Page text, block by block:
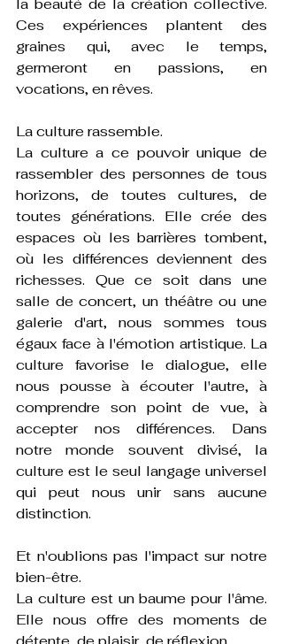
la beauté de la création collective.
Ces expériences plantent des
graines qui, avec le temps,
germeront en passions, en
vocations, en rêves.
La culture rassemble.
La culture a ce pouvoir unique de
rassembler des personnes de tous
horizons, de toutes cultures, de
toutes générations. Elle crée des
espaces où les barrières tombent,
où les différences deviennent des
richesses. Que ce soit dans une
salle de concert, un théâtre ou une
galerie d'art, nous sommes tous
égaux face à l'émotion artistique. La
culture favorise le dialogue, elle
nous pousse à écouter l'autre, à
comprendre son point de vue, à
accepter nos différences. Dans
notre monde souvent divisé, la
culture est le seul langage universel
qui peut nous unir sans aucune
distinction.
Et n'oublions pas l'impact sur notre
bien-être.
La culture est un baume pour l'âme.
Elle nous offre des moments de